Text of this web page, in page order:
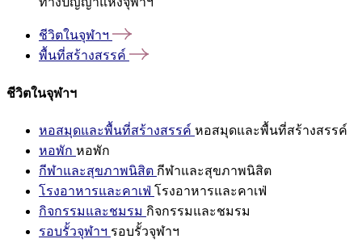
ชีวิตในจุฬาฯ
พื้นที่สร้างสรรค์
ชีวิตในจุฬาฯ
หอสมุดและพื้นที่สร้างสรรค์ หอสมุดและพื้นที่สร้างสรรค์
หอพัก หอพัก
กีฬาและสุขภาพนิสิต กีฬาและสุขภาพนิสิต
โรงอาหารและคาเฟ่ โรงอาหารและคาเฟ่
กิจกรรมและชมรม กิจกรรมและชมรม
รอบรั้วจุฬาฯ รอบรั้วจุฬาฯ